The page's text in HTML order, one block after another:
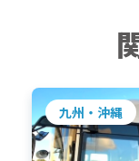
九州・沖縄